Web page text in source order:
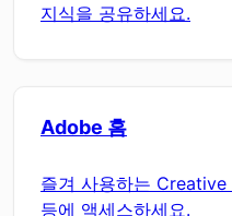
지식을 공유하세요.
Adobe 홈
즐겨 사용하는
등에 액세스하세요.